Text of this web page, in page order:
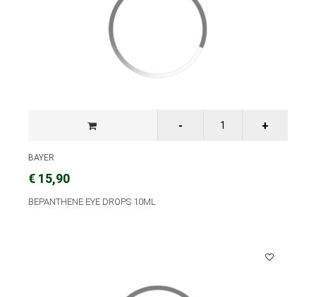
BAYER
€ 15,90
BEPANTHENE EYE DROPS 10ML